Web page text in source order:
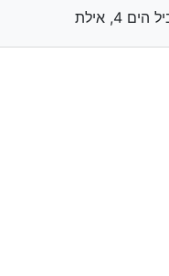
הים 4, אילת